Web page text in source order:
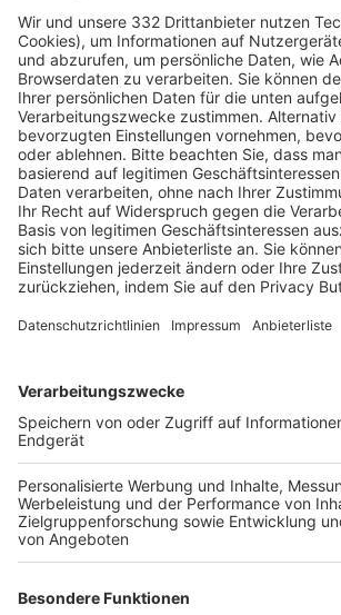
HÄUFIG BESUCHTE SEITEN
Pässe und Vereinswechsel
Trainerausbildung
Schulungsangebot Vereinsmitarbeiter
BFV-Geschäftsstellen
Trainerbörse
Login SpielPlus
FOLGE DEM BFV
TOP-VEREINE
TOP-PARTNER